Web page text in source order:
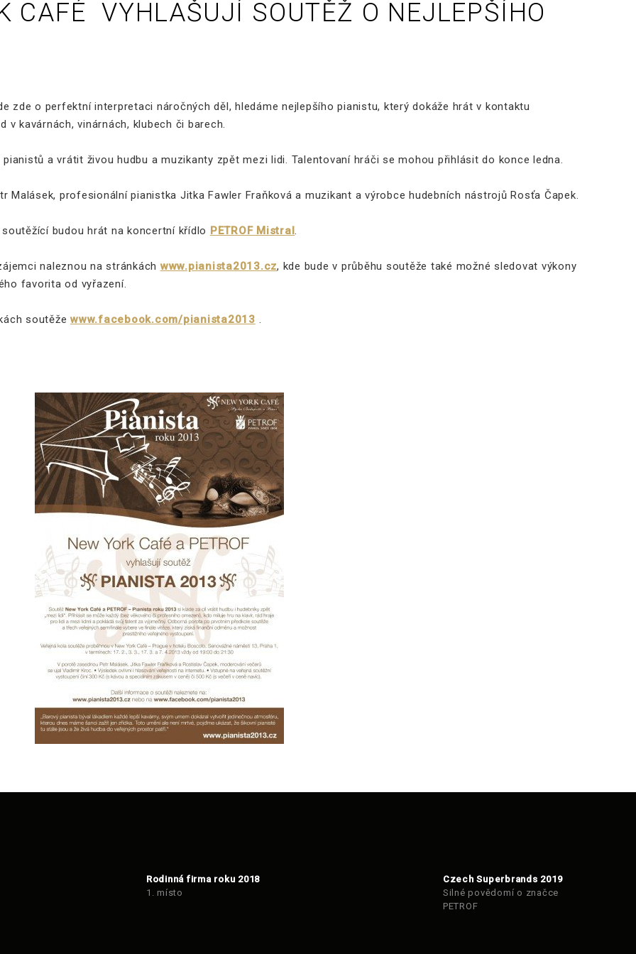
CAFÉ VYHLAŠUJÍ SOUTĚŽ O NEJLEPŠÍHO
zde o perfektní interpretaci náročných děl, hledáme nejlepšího pianistu, který dokáže hrát v kontaktu
v kavárnách, vinárnách, klubech či barech.
a vrátit živou hudbu a muzikanty zpět mezi lidi. Talentovaní hráči se mohou přihlásit do konce ledna.
Malásek, profesionální pianistka Jitka Fawler Fraňková a muzikant a výrobce hudebních nástrojů Rosťa Čapek.
budou hrát na koncertní křídlo PETROF Mistral.
naleznou na stránkách www.pianista2013.cz, kde bude v průběhu soutěže také možné sledovat výkony
favorita od vyřazení.
soutěže www.facebook.com/pianista2013 .
Rodinná firma roku 2018
1. místo
Czech Superbrands 2019
Silné povědomí o značce
PETROF